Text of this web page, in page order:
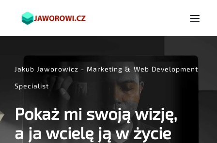
Jakub Jaworowicz - Marketing & Web Development
Specialist
Pokaż mi swoją wizję,
a ja wcielę ją w życie